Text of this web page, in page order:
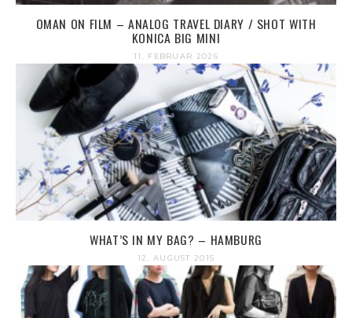
OMAN ON FILM – ANALOG TRAVEL DIARY / SHOT WITH
KONICA BIG MINI
11. FEBRUAR 2026
WHAT’S IN MY BAG? – HAMBURG
12. AUGUST 2015